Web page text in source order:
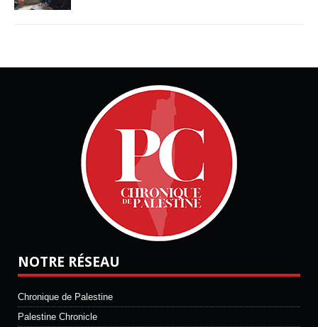
NOTRE RÉSEAU
Chronique de Palestine
Palestine Chronicle